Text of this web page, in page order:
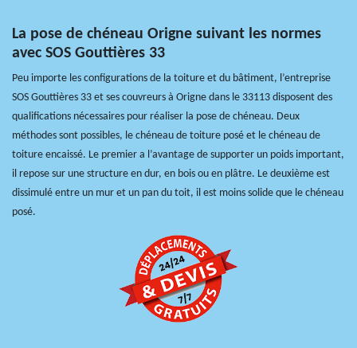
La pose de chéneau Origne suivant les normes
avec SOS Gouttières 33
Peu importe les configurations de la toiture et du bâtiment, l’entreprise
SOS Gouttières 33 et ses couvreurs à Origne dans le 33113 disposent des
qualifications nécessaires pour réaliser la pose de chéneau. Deux
méthodes sont possibles, le chéneau de toiture posé et le chéneau de
toiture encaissé. Le premier a l’avantage de supporter un poids important,
il repose sur une structure en dur, en bois ou en plâtre. Le deuxième est
dissimulé entre un mur et un pan du toit, il est moins solide que le chéneau
posé.